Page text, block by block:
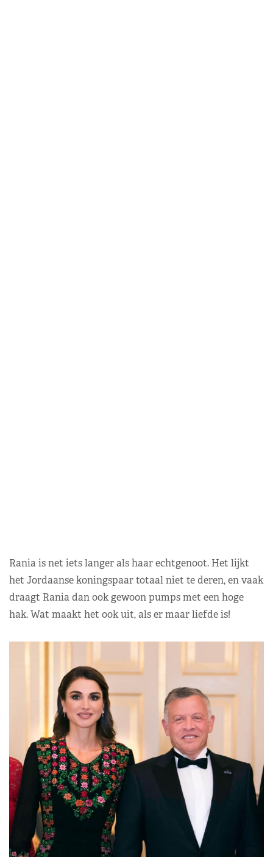
Rania is net iets langer als haar echtgenoot. Het lijkt
het Jordaanse koningspaar totaal niet te deren, en vaak
draagt Rania dan ook gewoon pumps met een hoge
hak. Wat maakt het ook uit, als er maar liefde is!